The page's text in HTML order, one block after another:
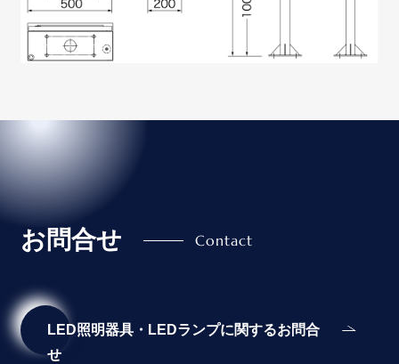
お問合せ
LED照明器具・LEDランプに関するお問合
せ